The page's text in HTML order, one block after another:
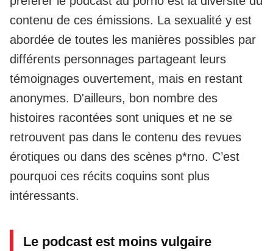
contenu de ces émissions. La sexualité y est
abordée de toutes les manières possibles par
différents personnages partageant leurs
témoignages ouvertement, mais en restant
anonymes. D'ailleurs, bon nombre des
histoires racontées sont uniques et ne se
retrouvent pas dans le contenu des revues
érotiques ou dans des scènes p*rno. C’est
pourquoi ces récits coquins sont plus
intéressants.
Le podcast est moins vulgaire